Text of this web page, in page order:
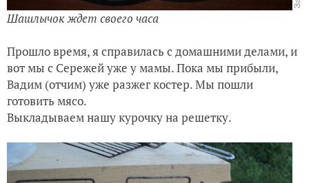
Шашлычок ждет своего часа
Прошло время, я справилась с домашними делами, и
вот мы с Сережей уже у мамы. Пока мы прибыли,
Вадим (отчим) уже разжег костер. Мы пошли
готовить мясо.
Выкладываем нашу курочку на решетку.